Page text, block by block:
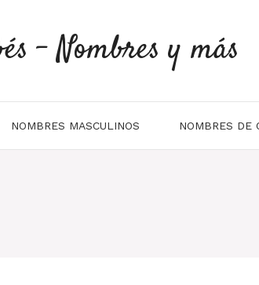
- Nombres y más
NOMBRES MASCULINOS NOMBRES DE